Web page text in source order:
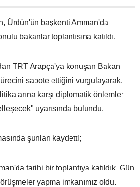
Ürdün'ün başkenti Amman'da
bakanlar toplantısına katıldı.
TRT Arapça'ya konuşan Bakan
sabote ettiğini vurgulayarak,
karşı diplomatik önlemler
uyarısında bulundu.
şunları kaydetti;
tarihi bir toplantıya katıldık. Gün
yapma imkanımız oldu.